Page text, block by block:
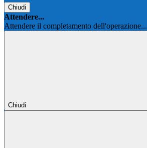
Chiudi
Attendere...
Attendere il completamento dell'operazione...
Chiudi